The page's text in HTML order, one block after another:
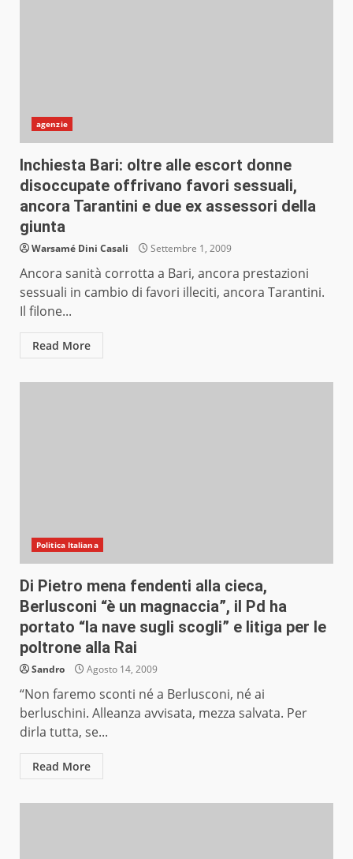
agenzie
Inchiesta Bari: oltre alle escort donne
disoccupate offrivano favori sessuali,
ancora Tarantini e due ex assessori della
giunta
Warsamé Dini Casali Settembre 1, 2009
Ancora sanità corrotta a Bari, ancora prestazioni
sessuali in cambio di favori illeciti, ancora Tarantini.
Il filone...
Read More
Politica Italiana
Di Pietro mena fendenti alla cieca,
Berlusconi “è un magnaccia”, il Pd ha
portato “la nave sugli scogli” e litiga per le
poltrone alla Rai
Sandro Agosto 14, 2009
“Non faremo sconti né a Berlusconi, né ai
berluschini. Alleanza avvisata, mezza salvata. Per
dirla tutta, se...
Read More